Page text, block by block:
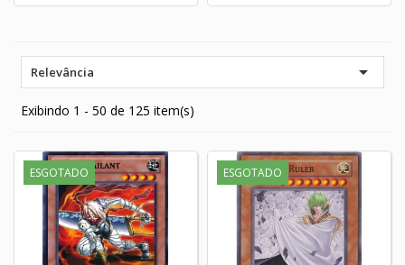
Relevância 
Exibindo 1 - 50 de 125 item(s)
ESGOTADO ESGOTADO